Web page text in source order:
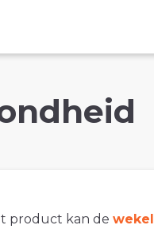
product kan de